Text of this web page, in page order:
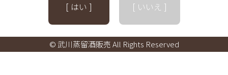
[ はい ] [ いいえ ]
© 武川蒸留酒販売 All Rights Reserved